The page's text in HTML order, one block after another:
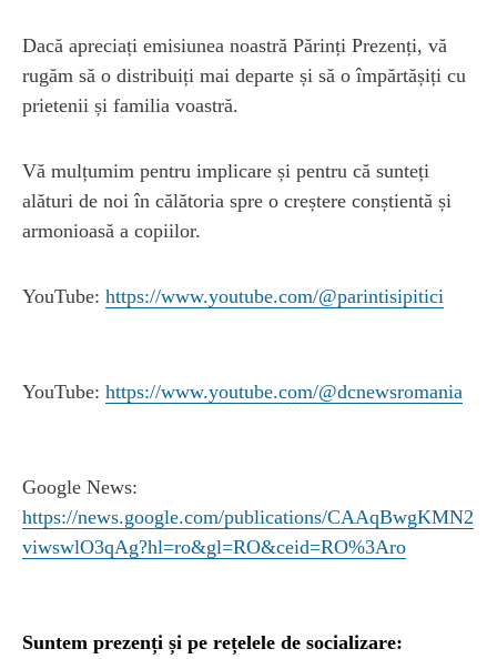
Dacă apreciați emisiunea noastră Părinți Prezenți, vă
rugăm să o distribuiți mai departe și să o împărtășiți cu
prietenii și familia voastră.
Vă mulțumim pentru implicare și pentru că sunteți
alături de noi în călătoria spre o creștere conștientă și
armonioasă a copiilor.
YouTube: https://www.youtube.com/@parintisipitici
YouTube: https://www.youtube.com/@dcnewsromania
Google News:
https://news.google.com/publications/CAAqBwgKMN2
viwswlO3qAg?hl=ro&gl=RO&ceid=RO%3Aro
Suntem prezenți și pe rețelele de socializare: